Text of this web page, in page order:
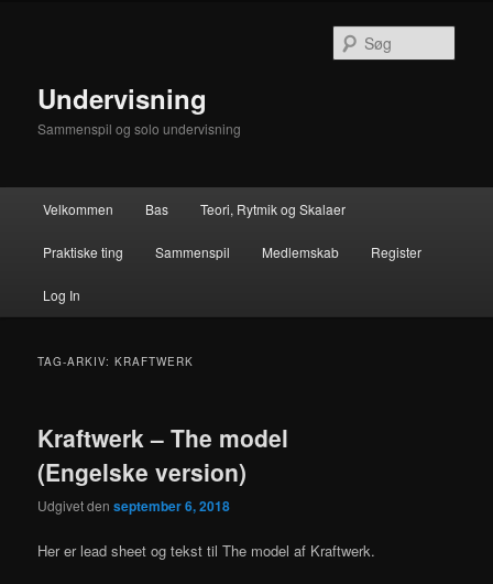
Undervisning
Sammenspil og solo undervisning
Velkommen Bas Teori, Rytmik og Skalaer
Praktiske ting Sammenspil Medlemskab Register
Log In
TAG-ARKIV:KRAFTWERK
Kraftwerk – The model
(Engelske version)
Udgivet denseptember 6, 2018
Her er lead sheet og tekst til The model af Kraftwerk.